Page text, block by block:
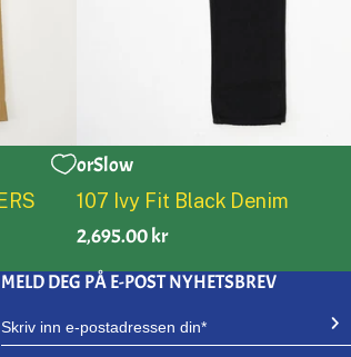
0
orSlow
107 Ivy Fit Black Denim
2,695.00 kr
MELD DEG PÅ E-POST NYHETSBREV